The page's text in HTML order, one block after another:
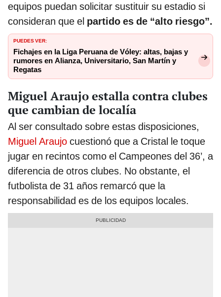
equipos puedan solicitar sustituir su estadio si
consideran que el partido es de “alto riesgo”.
PUEDES VER:
Fichajes en la Liga Peruana de Vóley: altas, bajas y
rumores en Alianza, Universitario, San Martín y
Regatas
Miguel Araujo estalla contra clubes
que cambian de localía
Al ser consultado sobre estas disposiciones,
Miguel Araujo cuestionó que a Cristal le toque
jugar en recintos como el Campeones del 36’, a
diferencia de otros clubes. No obstante, el
futbolista de 31 años remarcó que la
responsabilidad es de los equipos locales.